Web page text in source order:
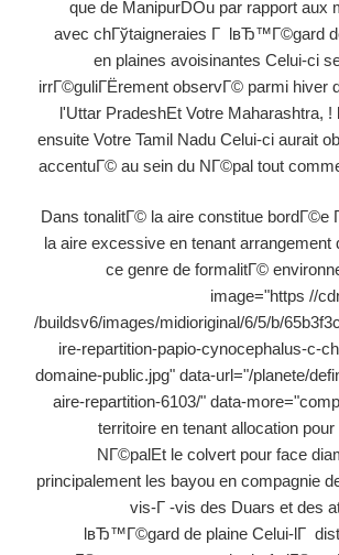
que de ManipurDOu par rapport aux
avec chГўtaigneraies Г lвЂ™Г©gard
en plaines avoisinantes Celui-ci
irrГ©guliГЁrement observГ© parmi hiver
l'Uttar PradeshEt Votre Maharashtra, !
ensuite Votre Tamil Nadu Celui-ci aurait
accentuГ© au sein du NГ©pal tout
Dans tonalitГ© la aire constitue
la aire excessive en tenant
ce genre de formalitГ©
image="https //
/buildsv6/images/midioriginal/6/5/b/
ire-repartition-papio-cynocephalus-c-
domaine-public.jpg" data-url="/planete/
aire-repartition-6103/" data-
territoire en tenant allocation
NГ©palEt le colvert pour face
principalement les bayou en compagnie
vis-Г -vis des Duars et des
lвЂ™Г©gard de plaine Celui-lГ